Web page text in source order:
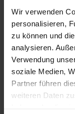
Wir verwenden
personalisieren,
zu können und
analysieren.
Verwendung
soziale Medien,
Partner führen
weiteren Daten
Geeignet für
maximalen